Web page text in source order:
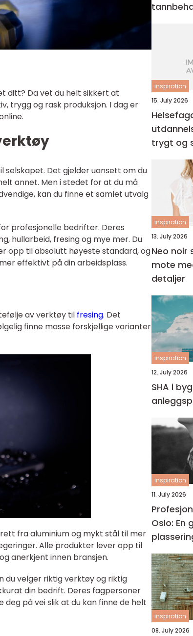
ditt? Da vet du helt sikkert at
trygg og rask produksjon. I dag er
selskapet. Det gjelder uansett om du
annet. Men i stedet for at du må
kan du finne et samlet utvalg
profesjonelle bedrifter. Deres
hullarbeid, fresing og mye mer. Du
opp til absolutt høyeste standard, og
effektivt på din arbeidsplass.
av verktøy til fresing. Det
finne masse forskjellige varianter
fra aluminium og mykt stål til mer
Alle produkter lever opp til
anerkjent innen bransjen.
du velger riktig verktøy og riktig
din bedrift. Deres fagpersoner
på vei slik at du kan finne de helt
inspiration
15. July 2026
utdannelse veien
trygt og
inspiration
13. July 2026
Neo noir skandinavisk
mote
detaljer
inspiration
12. July 2026
SHA i
inspiration
11. July 2026
Oslo: En
kvalitet
inspiration
08. July 2026